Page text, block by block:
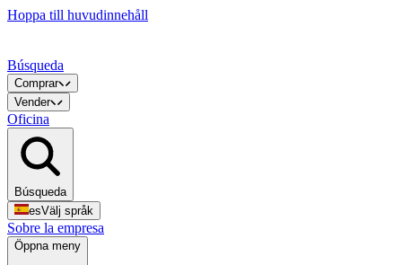
Hoppa till huvudinnehåll
Búsqueda
Comprar
Vender
Oficina
Búsqueda
esVälj språk
Sobre la empresa
Öppna meny